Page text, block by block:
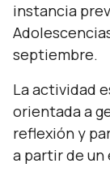
instancia
septiembre.
La actividad
orientada a
reflexión y
a partir de un